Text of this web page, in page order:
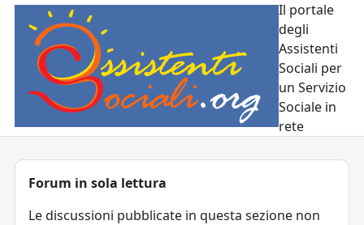
Il portale
degli
Assistenti
Sociali per
un Servizio
Sociale in
rete
Forum in sola lettura
Le discussioni pubblicate in questa sezione non